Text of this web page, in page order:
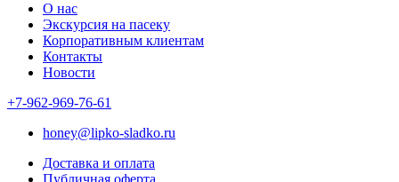
О нас
Экскурсия на пасеку
Корпоративным клиентам
Контакты
Новости
+7-962-969-76-61
honey@lipko-sladko.ru
Доставка и оплата